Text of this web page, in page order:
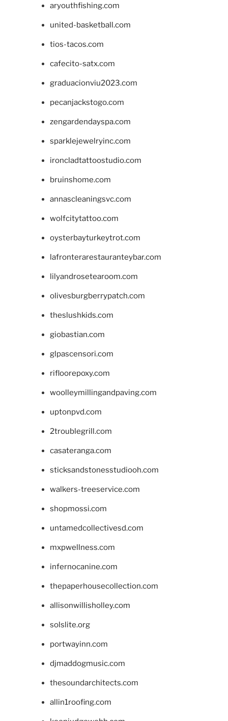
aryouthfishing.com
united-basketball.com
tios-tacos.com
cafecito-satx.com
graduacionviu2023.com
pecanjackstogo.com
zengardendayspa.com
sparklejewelryinc.com
ironcladtattoostudio.com
bruinshome.com
annascleaningsvc.com
wolfcitytattoo.com
oysterbayturkeytrot.com
lafronterarestauranteybar.com
lilyandrosetearoom.com
olivesburgberrypatch.com
theslushkids.com
giobastian.com
glpascensori.com
rifloorepoxy.com
woolleymillingandpaving.com
uptonpvd.com
2troublegrill.com
casateranga.com
sticksandstonesstudiooh.com
walkers-treeservice.com
shopmossi.com
untamedcollectivesd.com
mxpwellness.com
infernocanine.com
thepaperhousecollection.com
allisonwillisholley.com
solslite.org
portwayinn.com
djmaddogmusic.com
thesoundarchitects.com
allin1roofing.com